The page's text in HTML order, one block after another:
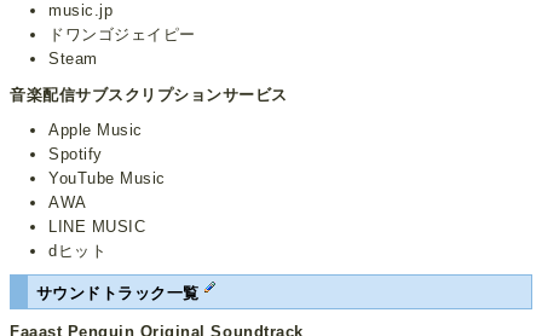
music.jp
ドワンゴジェイピー
Steam
音楽配信サブスクリプションサービス
Apple Music
Spotify
YouTube Music
AWA
LINE MUSIC
dヒット
サウンドトラック一覧
Faaast Penguin Original Soundtrack